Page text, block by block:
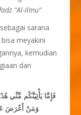
“Al-Ilmu”
sarana
meyakini
kemudian
dan
وَمَنْ أَعْرَضَ